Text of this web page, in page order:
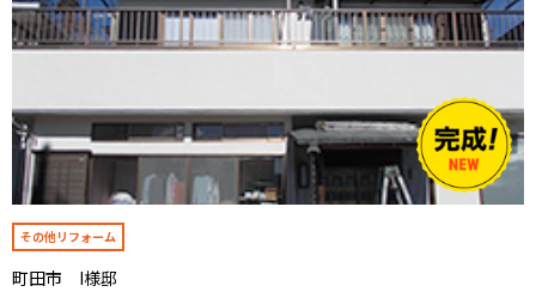
その他リフォーム
町田市 I様邸